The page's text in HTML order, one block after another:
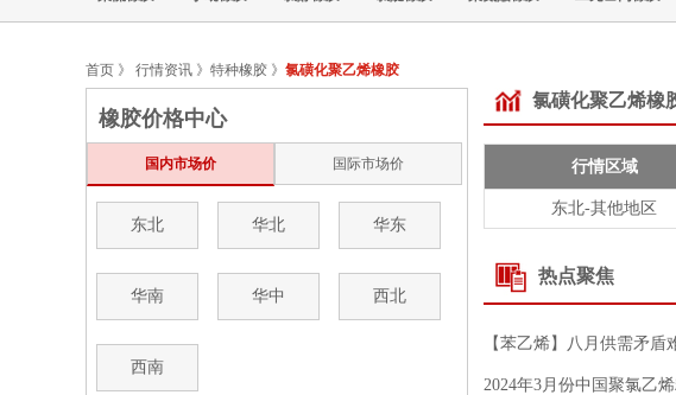
首页 》 行情资讯 》 特种橡胶 》 氯磺化聚乙烯橡胶
橡胶价格中心
国内市场价 国际市场价
东北 华北 华东
华南 华中 西北
西南
氯磺化聚乙烯橡
行情区域
东北-其他地区
热点聚焦
【苯乙烯】八月供需矛盾
2024年3月份中国聚氯乙